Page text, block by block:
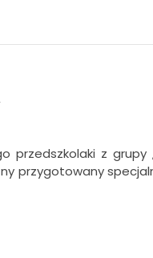
z grupy
przygotowany